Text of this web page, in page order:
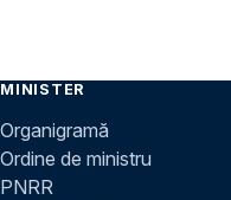
MINISTER
Organigramă
Ordine de ministru
PNRR